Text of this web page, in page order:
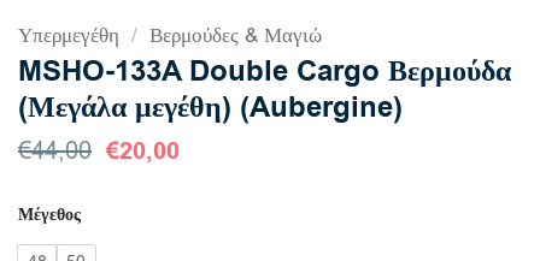
Υπερμεγέθη / Βερμούδες & Μαγιώ
MSHO-133A Double Cargo Βερμούδα
(Μεγάλα μεγέθη) (Aubergine)
€44,00 Original
€20,00
Μέγεθος